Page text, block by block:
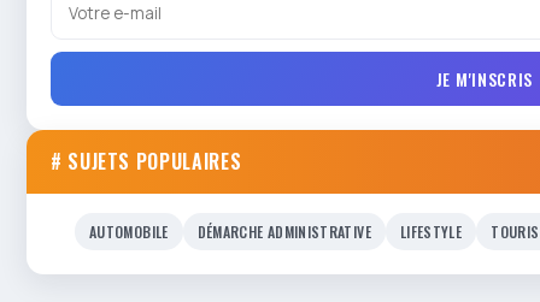
JE M'INSCRIS
# SUJETS POPULAIRES
AUTOMOBILE DÉMARCHE ADMINISTRATIVE LIFESTYLE